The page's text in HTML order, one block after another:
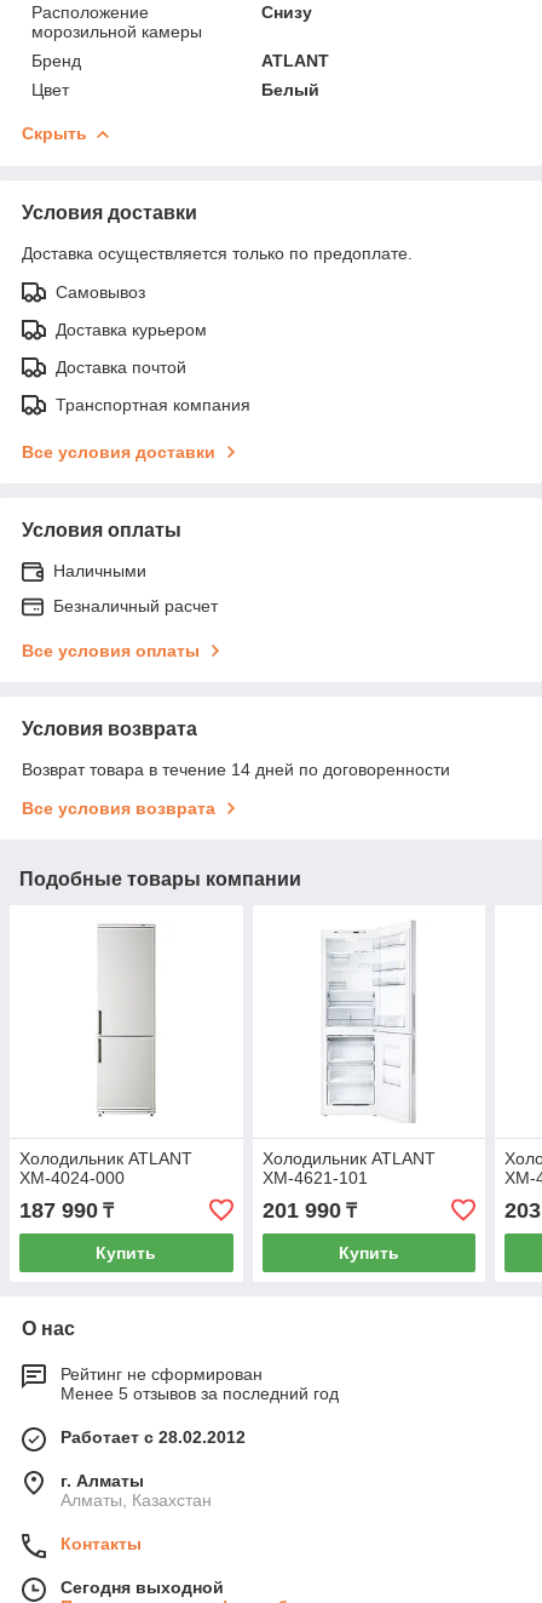
Расположение
морозильной камеры
Снизу
Бренд
ATLANT
Цвет
Белый
Скрыть
Условия доставки
Доставка осуществляется только по предоплате.
Самовывоз
Доставка курьером
Доставка почтой
Транспортная компания
Все условия доставки
Условия оплаты
Наличными
Безналичный расчет
Все условия оплаты
Условия возврата
Возврат товара в течение 14 дней по договоренности
Все условия возврата
Подобные товары компании
Холодильник ATLANT
ХМ-4024-000
187 990 ₸
Купить
Холодильник ATLANT
ХМ-4621-101
201 990₸
Купить
ХМ-
О нас
Рейтинг не сформирован
Менее 5 отзывов за последний год
Работает с 28.02.2012
г. Алматы
Алматы, Казахстан
Контакты
Сегодня выходной